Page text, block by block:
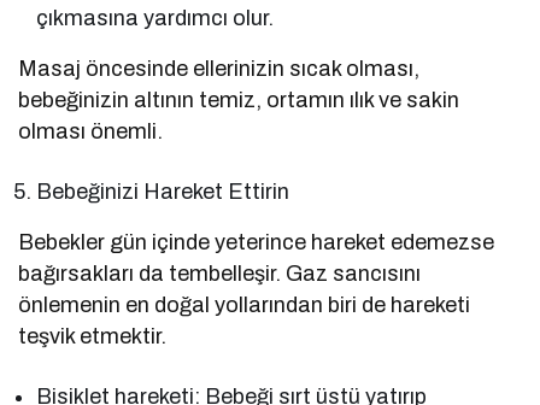
çıkmasına yardımcı olur.
Masaj öncesinde ellerinizin sıcak olması,
bebeğinizin altının temiz, ortamın ılık ve sakin
olması önemli.
Bebeğinizi Hareket Ettirin
Bebekler gün içinde yeterince hareket edemezse
bağırsakları da tembelleşir. Gaz sancısını
önlemenin en doğal yollarından biri de hareketi
teşvik etmektir.
Bisiklet hareketi: Bebeği sırt üstü yatırıp